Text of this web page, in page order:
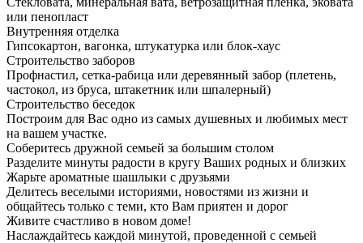
или пенопласт
Внутренняя отделка
Гипсокартон, вагонка, штукатурка или блок-хаус
Строительство заборов
Профнастил, сетка-рабица или деревянный забор (плетень,
частокол, из бруса, штакетник или шпалерный)
Строительство беседок
Построим для Вас одно из самых душевных и любимых мест
на вашем участке.
Соберитесь дружной семьей за большим столом
Разделите минуты радости в кругу Ваших родных и близких
Жарьте ароматные шашлыки с друзьями
Делитесь веселыми историями, новостями из жизни и
общайтесь только с теми, кто Вам приятен и дорог
Живите счастливо в новом доме!
Наслаждайтесь каждой минутой, проведенной с семьей